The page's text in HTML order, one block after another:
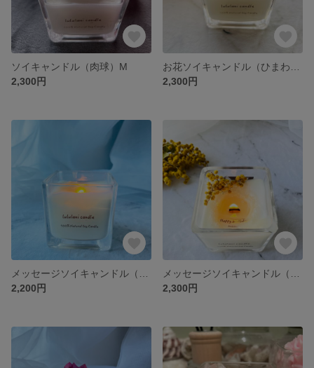
ソイキャンドル（肉球）M
2,300円
2,300円
2,200円
2,300円